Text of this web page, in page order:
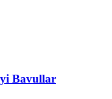
Bavullar